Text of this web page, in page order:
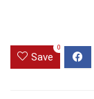
Save
0